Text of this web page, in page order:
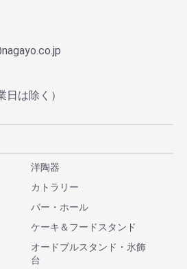
は除く）
洋陶器
カトラリー
バー・ホール
ケーキ＆フードスタンド
オードブルスタンド・氷飾
台